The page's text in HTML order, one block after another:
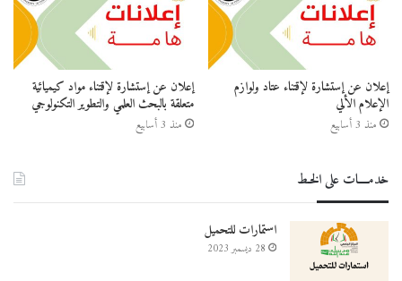
إعلان عن إستشارة لإقتناء عتاد ولوازم
الإعلام الألي
منذ 3 أسابيع
إعلان عن إستشارة لإقتناء مواد كيميائية
متعلقة بالبحث العلمي والتطوير التكنولوجي
منذ 3 أسابيع
خدمــــات على الخـط
استمارات للتحميل
28 ديسمبر 2023